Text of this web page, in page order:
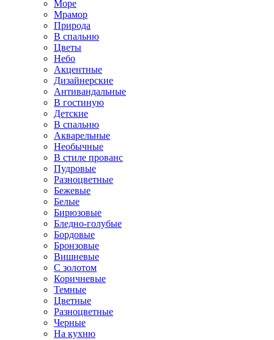
Море
Мрамор
Природа
В спальню
Цветы
Небо
Акцентные
Дизайнерские
Антивандальные
В гостиную
Детские
В спальню
Акварельные
Необычные
В стиле прованс
Пудровые
Разноцветные
Бежевые
Белые
Бирюзовые
Бледно-голубые
Бордовые
Бронзовые
Вишневые
С золотом
Коричневые
Темные
Цветные
Разноцветные
Черные
На кухню